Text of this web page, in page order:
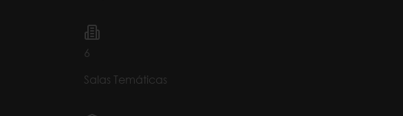
6
Salas Temáticas